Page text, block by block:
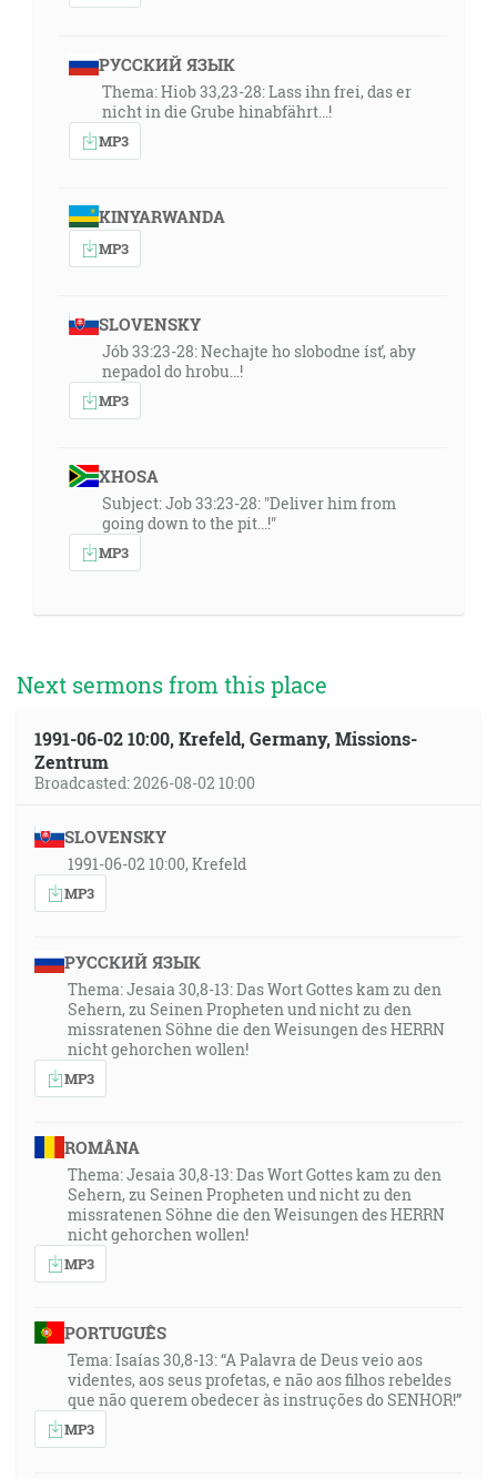
РУССКИЙ ЯЗЫК
Thema: Hiob 33,23-28: Lass ihn frei, das er
nicht in die Grube hinabfährt...!
MP3
KINYARWANDA
MP3
SLOVENSKY
Jób 33:23-28: Nechajte ho slobodne ísť, aby
nepadol do hrobu…!
MP3
XHOSA
Subject: Job 33:23-28: "Deliver him from
going down to the pit...!"
MP3
Next sermons from this place
1991-06-02 10:00, Krefeld, Germany, Missions-
Zentrum
Broadcasted: 2026-08-02 10:00
SLOVENSKY
1991-06-02 10:00, Krefeld
MP3
РУССКИЙ ЯЗЫК
Thema: Jesaia 30,8-13: Das Wort Gottes kam zu den
Sehern, zu Seinen Propheten und nicht zu den
missratenen Söhne die den Weisungen des HERRN
nicht gehorchen wollen!
MP3
ROMÂNA
Thema: Jesaia 30,8-13: Das Wort Gottes kam zu den
Sehern, zu Seinen Propheten und nicht zu den
missratenen Söhne die den Weisungen des HERRN
nicht gehorchen wollen!
MP3
PORTUGUÊS
Tema: Isaías 30,8-13: “A Palavra de Deus veio aos
videntes, aos seus profetas, e não aos filhos rebeldes
que não querem obedecer às instruções do SENHOR!”
MP3